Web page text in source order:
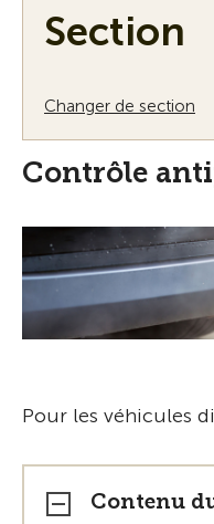
Section
Changer de section
Contrôle
Pour les véhicules
Contenu